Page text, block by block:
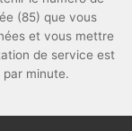
(85) que vous
et vous mettre
de service est
minute.